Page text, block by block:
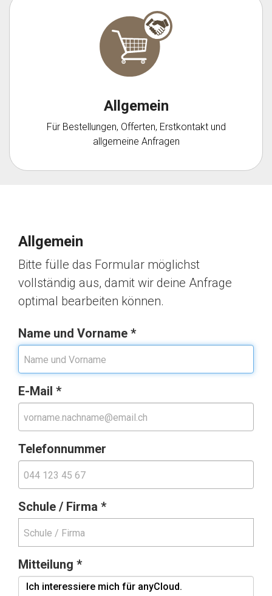
Allgemein
Für Bestellungen, Offerten, Erstkontakt und
allgemeine Anfragen
Allgemein
Bitte fülle das Formular möglichst
vollständig aus, damit wir deine Anfrage
optimal bearbeiten können.
Name und Vorname *
E-Mail *
Telefonnummer
Schule / Firma *
Mitteilung *